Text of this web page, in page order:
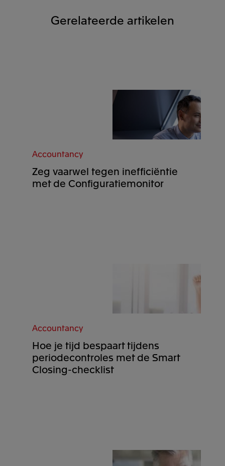
Gerelateerde artikelen
Accountancy
Zeg vaarwel tegen inefficiëntie
met de Configuratiemonitor
Accountancy
Hoe je tijd bespaart tijdens
periodecontroles met de Smart
Closing-checklist